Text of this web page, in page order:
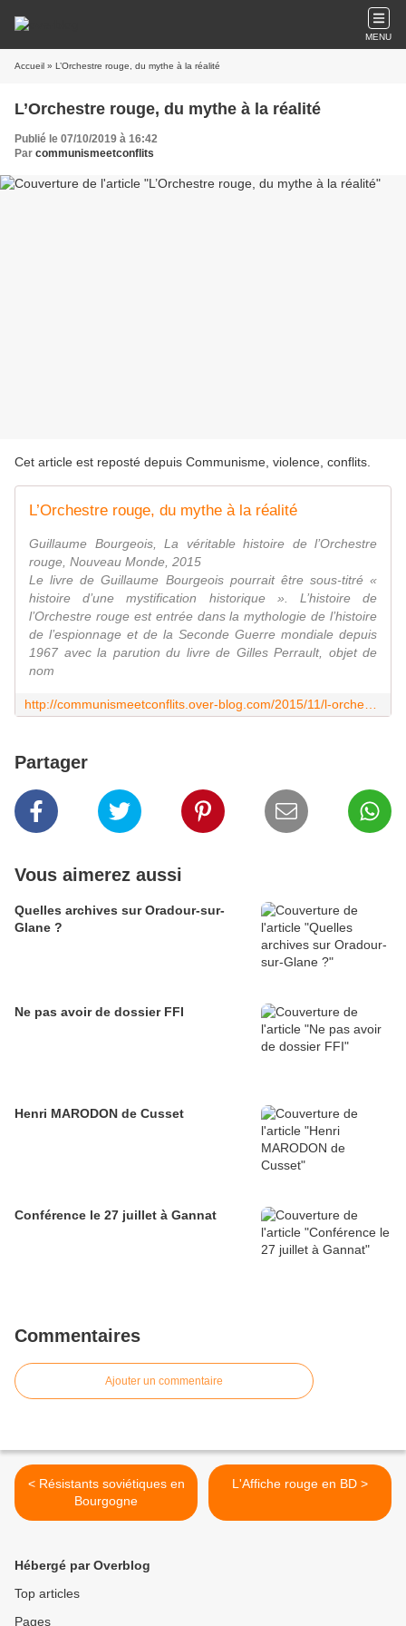
MENU
Accueil » L’Orchestre rouge, du mythe à la réalité
L’Orchestre rouge, du mythe à la réalité
Publié le 07/10/2019 à 16:42
Par communismeetconflits
Cet article est reposté depuis Communisme, violence, conflits
L’Orchestre rouge, du mythe à la réalité
Guillaume Bourgeois, La véritable histoire de l’Orchestre
rouge, Nouveau Monde, 2015
Le livre de Guillaume Bourgeois pourrait être sous-titré «
histoire d’une mystification historique ». L’histoire de
l’Orchestre rouge est entrée dans la mythologie de l’histoire
de l’espionnage et de la Seconde Guerre mondiale depuis
1967 avec la parution du livre de Gilles Perrault, objet de
nom
Partager
Vous aimerez aussi
Quelles archives sur Oradour-sur-
Glane ?
Ne pas avoir de dossier FFI
Henri MARODON de Cusset
Conférence le 27 juillet à Gannat
Commentaires
Ajouter un commentaire
< Résistants soviétiques en
Bourgogne
L'Affiche rouge en BD >
Hébergé par Overblog
Top articles
Pages